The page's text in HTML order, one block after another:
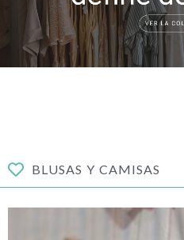
BLUSAS Y CAMISAS